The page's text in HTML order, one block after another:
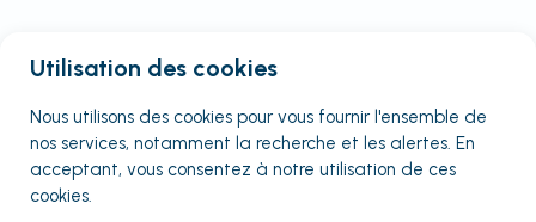
Utilisation des cookies
Nous utilisons des cookies pour vous fournir l'ensemble de
nos services, notamment la recherche et les alertes. En
acceptant, vous consentez à notre utilisation de ces
cookies.